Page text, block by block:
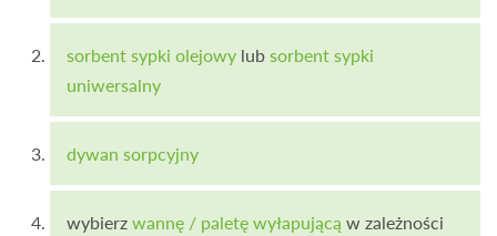
sorbent sypki olejowy lubsorbent sypki
uniwersalny
dywan sorpcyjny
wybierzwannę / paletę wyłapującą w zależności